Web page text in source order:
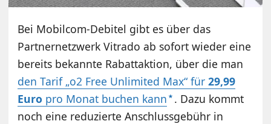
Bei Mobilcom-Debitel gibt es über das
Partnernetzwerk Vitrado ab sofort wieder eine
bereits bekannte Rabattaktion, über die man
den Tarif „o2 Free Unlimited Max“ für29,99
Euro pro Monat buchen kann . Dazu kommt
noch eine reduzierte Anschlussgebühr in